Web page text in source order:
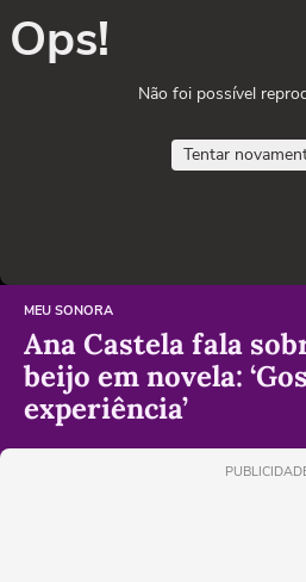
Ops!
Não foi possível
Tentar
MEU SONORA
Ana Castela fala
beijo em novela:
experiência’